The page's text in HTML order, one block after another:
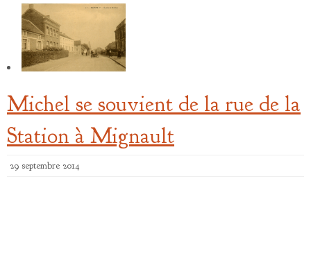
Michel se souvient de la rue de la
Station à Mignault
29 septembre 2014